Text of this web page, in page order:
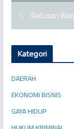
Kategori
DAERAH
EKONOMI BISNIS
GAYA HIDUP